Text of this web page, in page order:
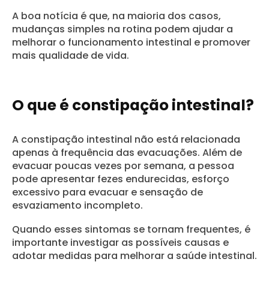
A boa notícia é que, na maioria dos casos,
mudanças simples na rotina podem ajudar a
melhorar o funcionamento intestinal e promover
mais qualidade de vida.
O que é constipação intestinal?
A constipação intestinal não está relacionada
apenas à frequência das evacuações. Além de
evacuar poucas vezes por semana, a pessoa
pode apresentar fezes endurecidas, esforço
excessivo para evacuar e sensação de
esvaziamento incompleto.
Quando esses sintomas se tornam frequentes, é
importante investigar as possíveis causas e
adotar medidas para melhorar a saúde intestinal.